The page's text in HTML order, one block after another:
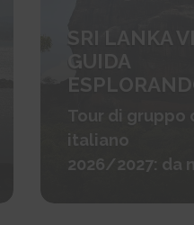
SRI LANKA
GUIDA
Tour di gruppo
italiano
2026/2027: da